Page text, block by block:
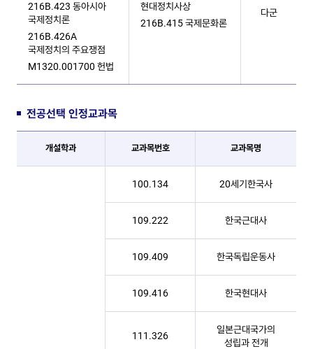
216B.423 동아시아​
국제정치론
216B.426A
국제정치의 주요쟁점
M1320.001700 헌법
현대정치사상
216B.415 국제문화론
다군
전공선택 인정교과목
개설학과 교과목번호 교과목명
100.134 20세기한국사
109.222 한국근대사
109.409 한국독립운동사
109.416 한국현대사
111.326
일본근대국가의
성립과 전개